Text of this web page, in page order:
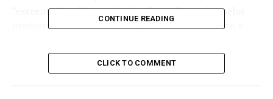
“excerpt”: “Análise revela desafios enfrentados pelos
produtores rurais brasileiros, como endividamento e
“hat”: “AGRICULTURA”,
“tags”: [“produtores”, “economia”, “endividamento”,
“clima”, “agricultura”],
CONTINUE READING
CLICK TO COMMENT